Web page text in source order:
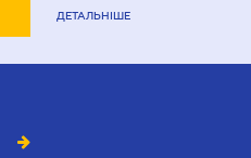
ДЕТАЛЬНІШЕ